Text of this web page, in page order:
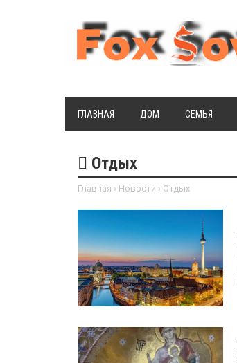
ГЛАВНАЯ ДОМ СЕМЬЯ
Отдых
Главная › Новости › Отдых